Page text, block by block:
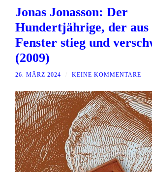
Jonas Jonasson: Der
Hundertjährige, der aus
Fenster stieg und
(2009)
26. MÄRZ 2024 KEINE KOMMENTARE